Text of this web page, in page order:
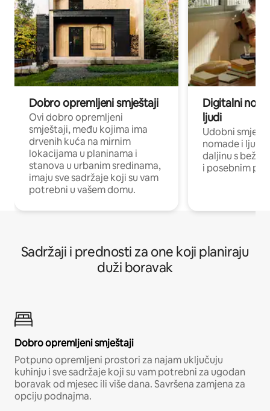
Dobro opremljeni smještaji
Ovi dobro opremljeni
smještaji, među kojima ima
drvenih kuća na mirnim
lokacijama u planinama i
stanova u urbanim sredinama,
imaju sve sadržaje koji su vam
potrebni u vašem domu.
Digitalni
ljudi
Udobni
nomade i ljude
daljinu s
i posebnim
Sadržaji i prednosti za one koji planiraju
duži boravak
Dobro opremljeni smještaji
Potpuno opremljeni prostori za najam uključuju
kuhinju i sve sadržaje koji su vam potrebni za ugodan
boravak od mjesec ili više dana. Savršena zamjena za
opciju podnajma.